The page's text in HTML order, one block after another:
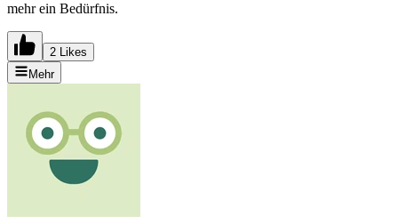
mehr ein Bedürfnis.
2 Likes
Mehr